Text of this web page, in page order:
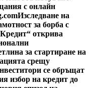
с онлайн
Изследване на
за борба с
открива
за стартиране на
срещу
се обръщат
избор на кредит до